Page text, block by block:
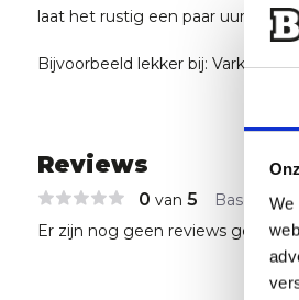
We
laat het rustig een paar uur roken.
Bijvoorbeeld lekker bij: Varken,
Reviews
0 van 5 Based on
Er zijn nog geen reviews